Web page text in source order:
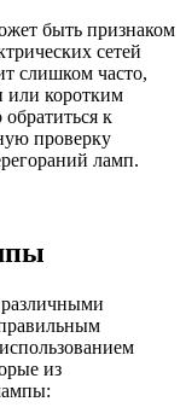
быть признаком
сетей
слишком часто,
или коротким
к
проверку
ламп.
из